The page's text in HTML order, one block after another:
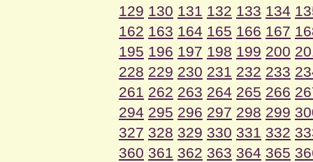
129 130 131 132 133 134
162 163 164 165 166 167
195 196 197 198 199 200
228 229 230 231 232 233
261 262 263 264 265 266
294 295 296 297 298 299
327 328 329 330 331 332
360 361 362 363 364 365